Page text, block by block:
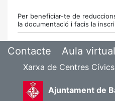
Per beneficiar-te de
la documentació i facis la
Contacte Aula virtual
Xarxa de Centres Cívics
Ajuntament de